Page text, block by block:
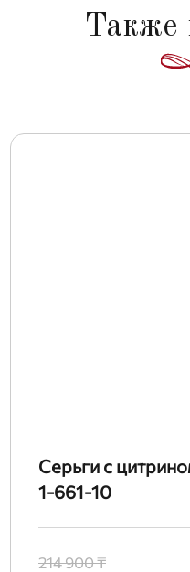
Также
Серьги с
1-661-10
214 900 ₸